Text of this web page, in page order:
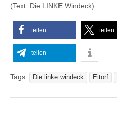
(Text: Die LINKE Windeck)
teilen teilen
teilen
Tags: Die linke windeck Eitorf